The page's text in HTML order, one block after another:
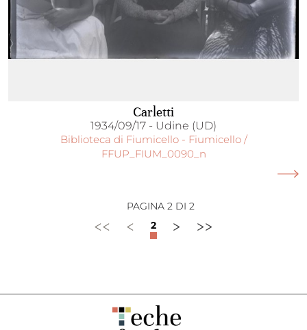
Carletti
1934/09/17 - Udine (UD)
Biblioteca di Fiumicello - Fiumicello /
FFUP_FIUM_0090_n
<< < 2 > >>
PAGINA 2 DI 2